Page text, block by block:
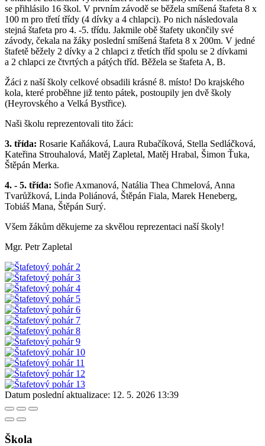
se přihlásilo 16 škol. V prvním závodě se běžela smíšená štafeta 8 x
100 m pro třetí třídy (4 dívky a 4 chlapci). Po nich následovala
stejná štafeta pro 4. -5. třídu. Jakmile obě štafety ukončily své
závody, čekala na žáky poslední smíšená štafeta 8 x 200m. V jedné
štafetě běžely 2 dívky a 2 chlapci z třetích tříd spolu se 2 dívkami
a 2 chlapci ze čtvrtých a pátých tříd. Běžela se štafeta A, B.
Žáci z naší školy celkové obsadili krásné 8. místo! Do krajského
kola, které proběhne již tento pátek, postoupily jen dvě školy
(Heyrovského a Velká Bystřice).
Naši školu reprezentovali tito žáci:
3. třída: Rosarie Kaňáková, Laura Rubačíková, Stella Sedláčková,
Kateřina Strouhalová, Matěj Zapletal, Matěj Hrabal, Šimon Ťuka,
Štěpán Merka.
4. - 5. třída: Sofie Axmanová, Natália Thea Chmelová, Anna
Tvarůžková, Linda Poliánová, Štěpán Fiala, Marek Heneberg,
Tobiáš Mana, Štěpán Surý.
Všem žákům děkujeme za skvělou reprezentaci naší školy!
Mgr. Petr Zapletal
Datum poslední aktualizace: 12. 5. 2026 13:39
Škola